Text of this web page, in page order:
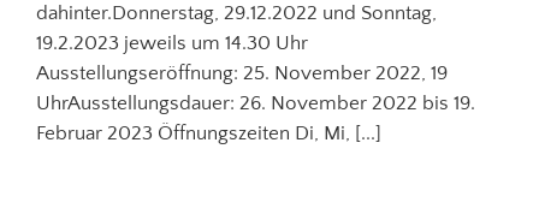
dahinter.Donnerstag, 29.12.2022 und Sonntag,
19.2.2023 jeweils um 14.30 Uhr
Ausstellungseröffnung: 25. November 2022, 19
UhrAusstellungsdauer: 26. November 2022 bis 19.
Februar 2023 Öffnungszeiten Di, Mi, [...]